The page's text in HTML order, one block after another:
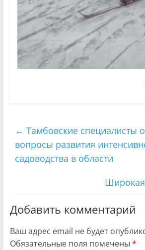
← Тамбовские специалисты
вопросы развития
садоводства в области
Добавить комментарий
Ваш адрес email не будет
Обязательные поля помечены *